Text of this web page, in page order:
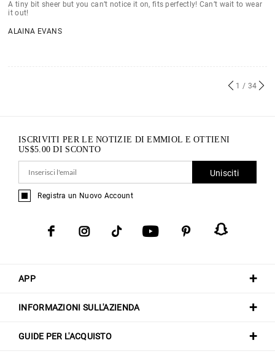
A tiny bit sheer but you can’t notice it on, fits perfectly! Can’t wait to wear
it out!
ALAINA EVANS
1 / 34
APP
INFORMAZIONI SULL'AZIENDA
GUIDE PER L'ACQUISTO
ISCRIVITI PER LE NOTIZIE DI EMMIOL E OTTIENI
US$5.00 DI SCONTO
Unisciti
Registra un Nuovo Account